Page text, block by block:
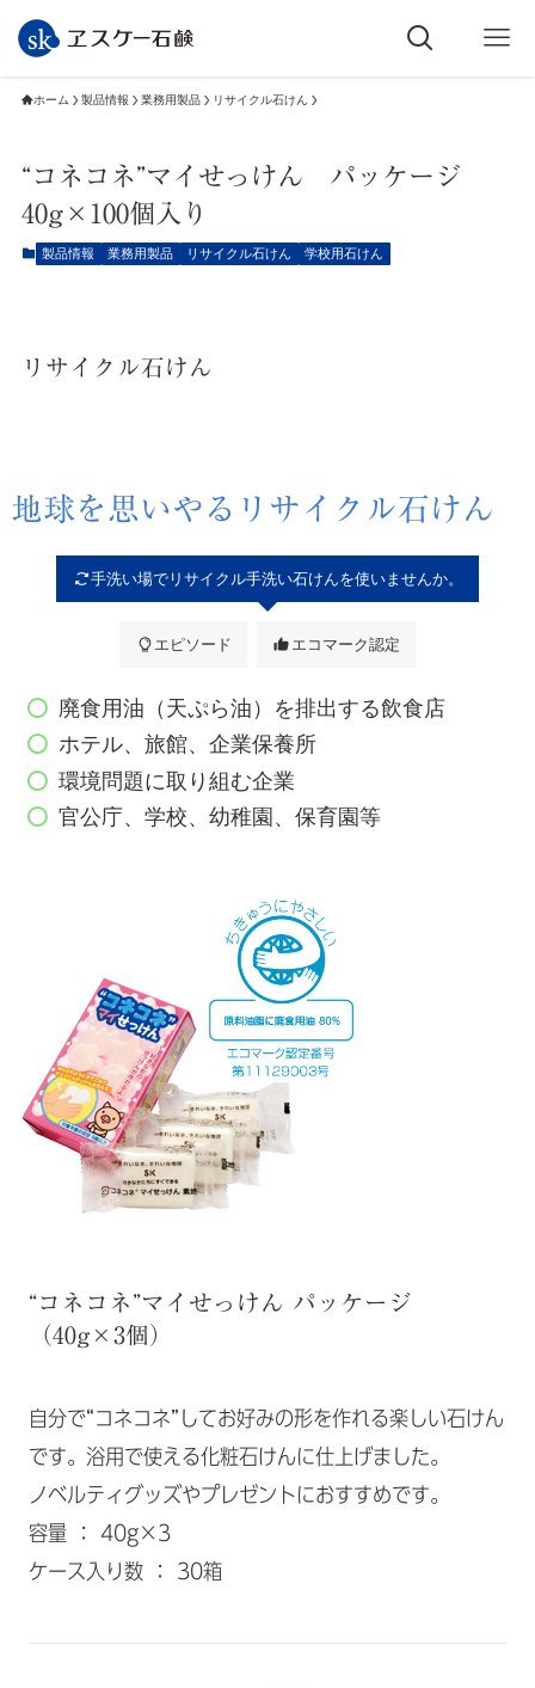
ホーム 製品情報 業務用製品 リサイクル石けん
“コネコネ”マイせっけん パッケージ
40g×100個入り
製品情報 業務用製品 リサイクル石けん 学校用石けん
リサイクル石けん
地球を思いやるリサイクル石けん
手洗い場でリサイクル手洗い石けんを使いませんか。
エピソード エコマーク認定
廃食用油（天ぷら油）を排出する飲食店
ホテル、旅館、企業保養所
環境問題に取り組む企業
官公庁、学校、幼稚園、保育園等
“コネコネ”マイせっけん パッケージ
（40g×3個）
自分で“コネコネ”してお好みの形を作れる楽しい石けん
です。浴用で使える化粧石けんに仕上げました。
ノベルティグッズやプレゼントにおすすめです。
容量 ： 40g×3
ケース入り数 ： 30箱